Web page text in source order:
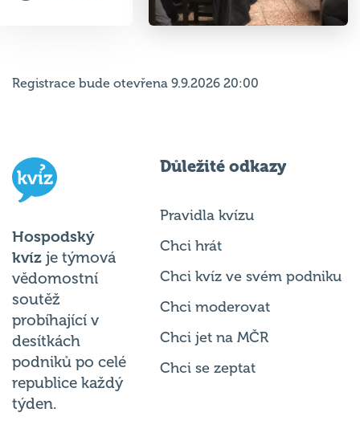
Registrace bude otevřena 9.9.2026 20:00
Hospodský
kvíz je týmová
vědomostní
soutěž
probíhající v
desítkách
podniků po celé
republice každý
týden.
Důležité odkazy
Pravidla kvízu
Chci hrát
Chci kvíz ve svém podniku
Chci moderovat
Chci jet na MČR
Chci se zeptat